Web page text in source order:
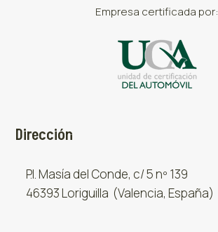
Empresa certificada por:
Dirección
P.I. Masía del Conde, c/ 5 nº 139
46393 Loriguilla (Valencia, España)